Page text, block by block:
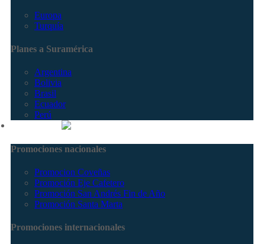
Europa
Turquía
Planes a Suramérica
Argentina
Bolivia
Brasil
Ecuador
Perú
Promociones nacionales
Promocion Coveñas
Promoción Eje Cafetero
Promoción San Andrés Fin de Año
Promoción Santa Marta
Promociones internacionales